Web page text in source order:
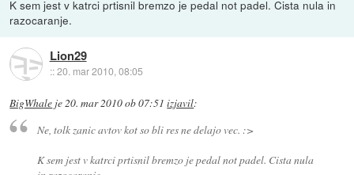
K sem jest v katrci prtisnil bremzo je pedal not padel. Cista nula in
razocaranje.
Lion29
::20. mar 2010, 08:05
BigWhale je20. mar 2010 ob 07:51 izjavil:
Ne, tolk zanic avtov kot so bli res ne delajo vec. :>
K sem jest v katrci prtisnil bremzo je pedal not padel. Cista nula